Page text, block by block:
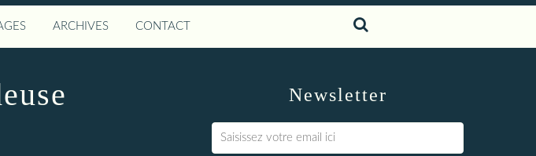
ARCHIVES CONTACT
Newsletter